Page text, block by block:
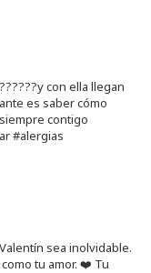
con ella llegan
es saber cómo
contigo
#alergias
sea inolvidable.
tu amor. ❤️ Tu